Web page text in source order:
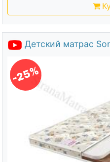
Детский матрас
-25%